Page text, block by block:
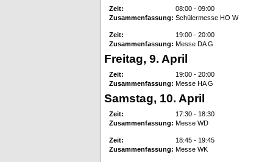
Zeit:
08:00 - 09:00
Zusammenfassung: Schülermesse HO W
Zeit:
19:00 - 20:00
Zusammenfassung: Messe DA G
Freitag, 9. April
Zeit:
19:00 - 20:00
Zusammenfassung: Messe HA G
Samstag, 10. April
Zeit:
17:30 - 18:30
Zusammenfassung: Messe WD
Zeit:
18:45 - 19:45
Zusammenfassung: Messe WK